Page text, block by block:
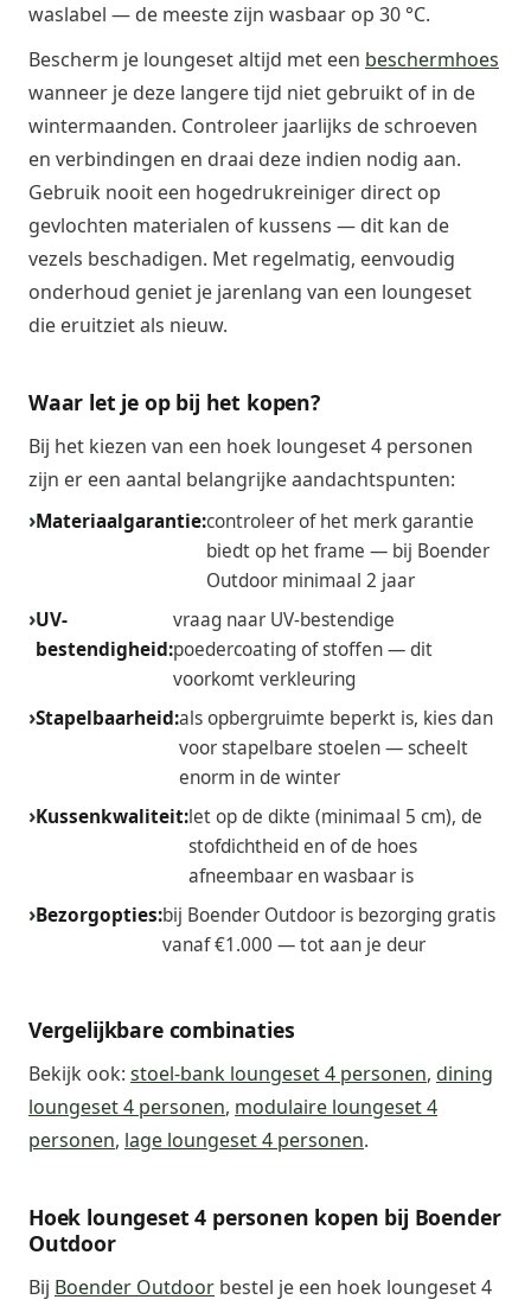
waslabel — de meeste zijn wasbaar op 30 °C.
Bescherm je loungeset altijd met een beschermhoes
wanneer je deze langere tijd niet gebruikt of in de
wintermaanden. Controleer jaarlijks de schroeven
en verbindingen en draai deze indien nodig aan.
Gebruik nooit een hogedrukreiniger direct op
gevlochten materialen of kussens — dit kan de
vezels beschadigen. Met regelmatig, eenvoudig
onderhoud geniet je jarenlang van een loungeset
die eruitziet als nieuw.
Waar let je op bij het kopen?
Bij het kiezen van een hoek loungeset 4 personen
zijn er een aantal belangrijke aandachtspunten:
Materiaalgarantie:controleer of het merk garantie
biedt op het frame — bij Boender
Outdoor minimaal 2 jaar
UV-
bestendigheid:
vraag naar UV-bestendige
poedercoating of stoffen — dit
voorkomt verkleuring
Stapelbaarheid:als opbergruimte beperkt is, kies dan
voor stapelbare stoelen — scheelt
enorm in de winter
Kussenkwaliteit:let op de dikte (minimaal 5 cm), de
stofdichtheid en of de hoes
afneembaar en wasbaar is
Bezorgopties:bij Boender Outdoor is bezorging gratis
vanaf €1.000 — tot aan je deur
Vergelijkbare combinaties
Bekijk ook: stoel-bank loungeset 4 personen, dining
loungeset 4 personen, modulaire loungeset 4
personen, lage loungeset 4 personen.
Hoek loungeset 4 personen kopen bij Boender
Outdoor
Bij Boender Outdoor bestel je een hoek loungeset 4